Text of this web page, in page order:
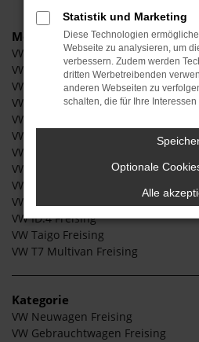
Modelle
VW Caddy Freising
VW Crafter Freising
VW Golf Freising
VW Passat Freising
VW Polo Freising
VW T-Roc Freising
VW T6 Caravelle Freising
VW Touareg Freising
VW T-Cross Freising
VW ID.3 Freising
VW ID.4 Freising
VW Taigo Freising
VW T7 Multivan Freising
Kategorie
VW Neuwagen Freising
VW Gebrauchtwagen Freising
Statistik und Marketing
Diese Technologien
Webseite zu analysieren, um
verbessern. Zudem werden
dritten Werbetreibenden
anderen Webseiten zu
schalten, die für Ihre
Optionale
Alle